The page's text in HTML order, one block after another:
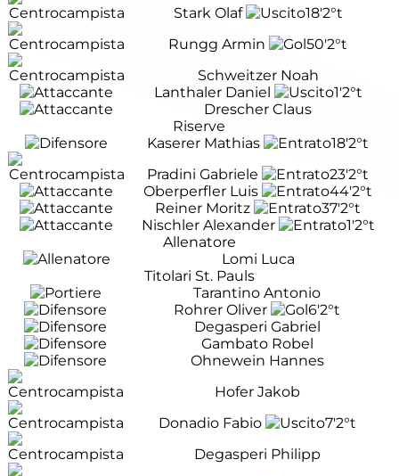
Stark Olaf
18'2°t
Rungg Armin
50'2°t
Schweitzer Noah
Lanthaler Daniel
1'2°t
Drescher Claus
Riserve
Kaserer Mathias
18'2°t
Pradini Gabriele
23'2°t
Oberperfler Luis
44'2°t
Reiner Moritz
37'2°t
Nischler Alexander
1'2°t
Allenatore
Lomi Luca
Titolari St. Pauls
Tarantino Antonio
Rohrer Oliver
6'2°t
Degasperi Gabriel
Gambato Robel
Ohnewein Hannes
Hofer Jakob
Donadio Fabio
7'2°t
Degasperi Philipp